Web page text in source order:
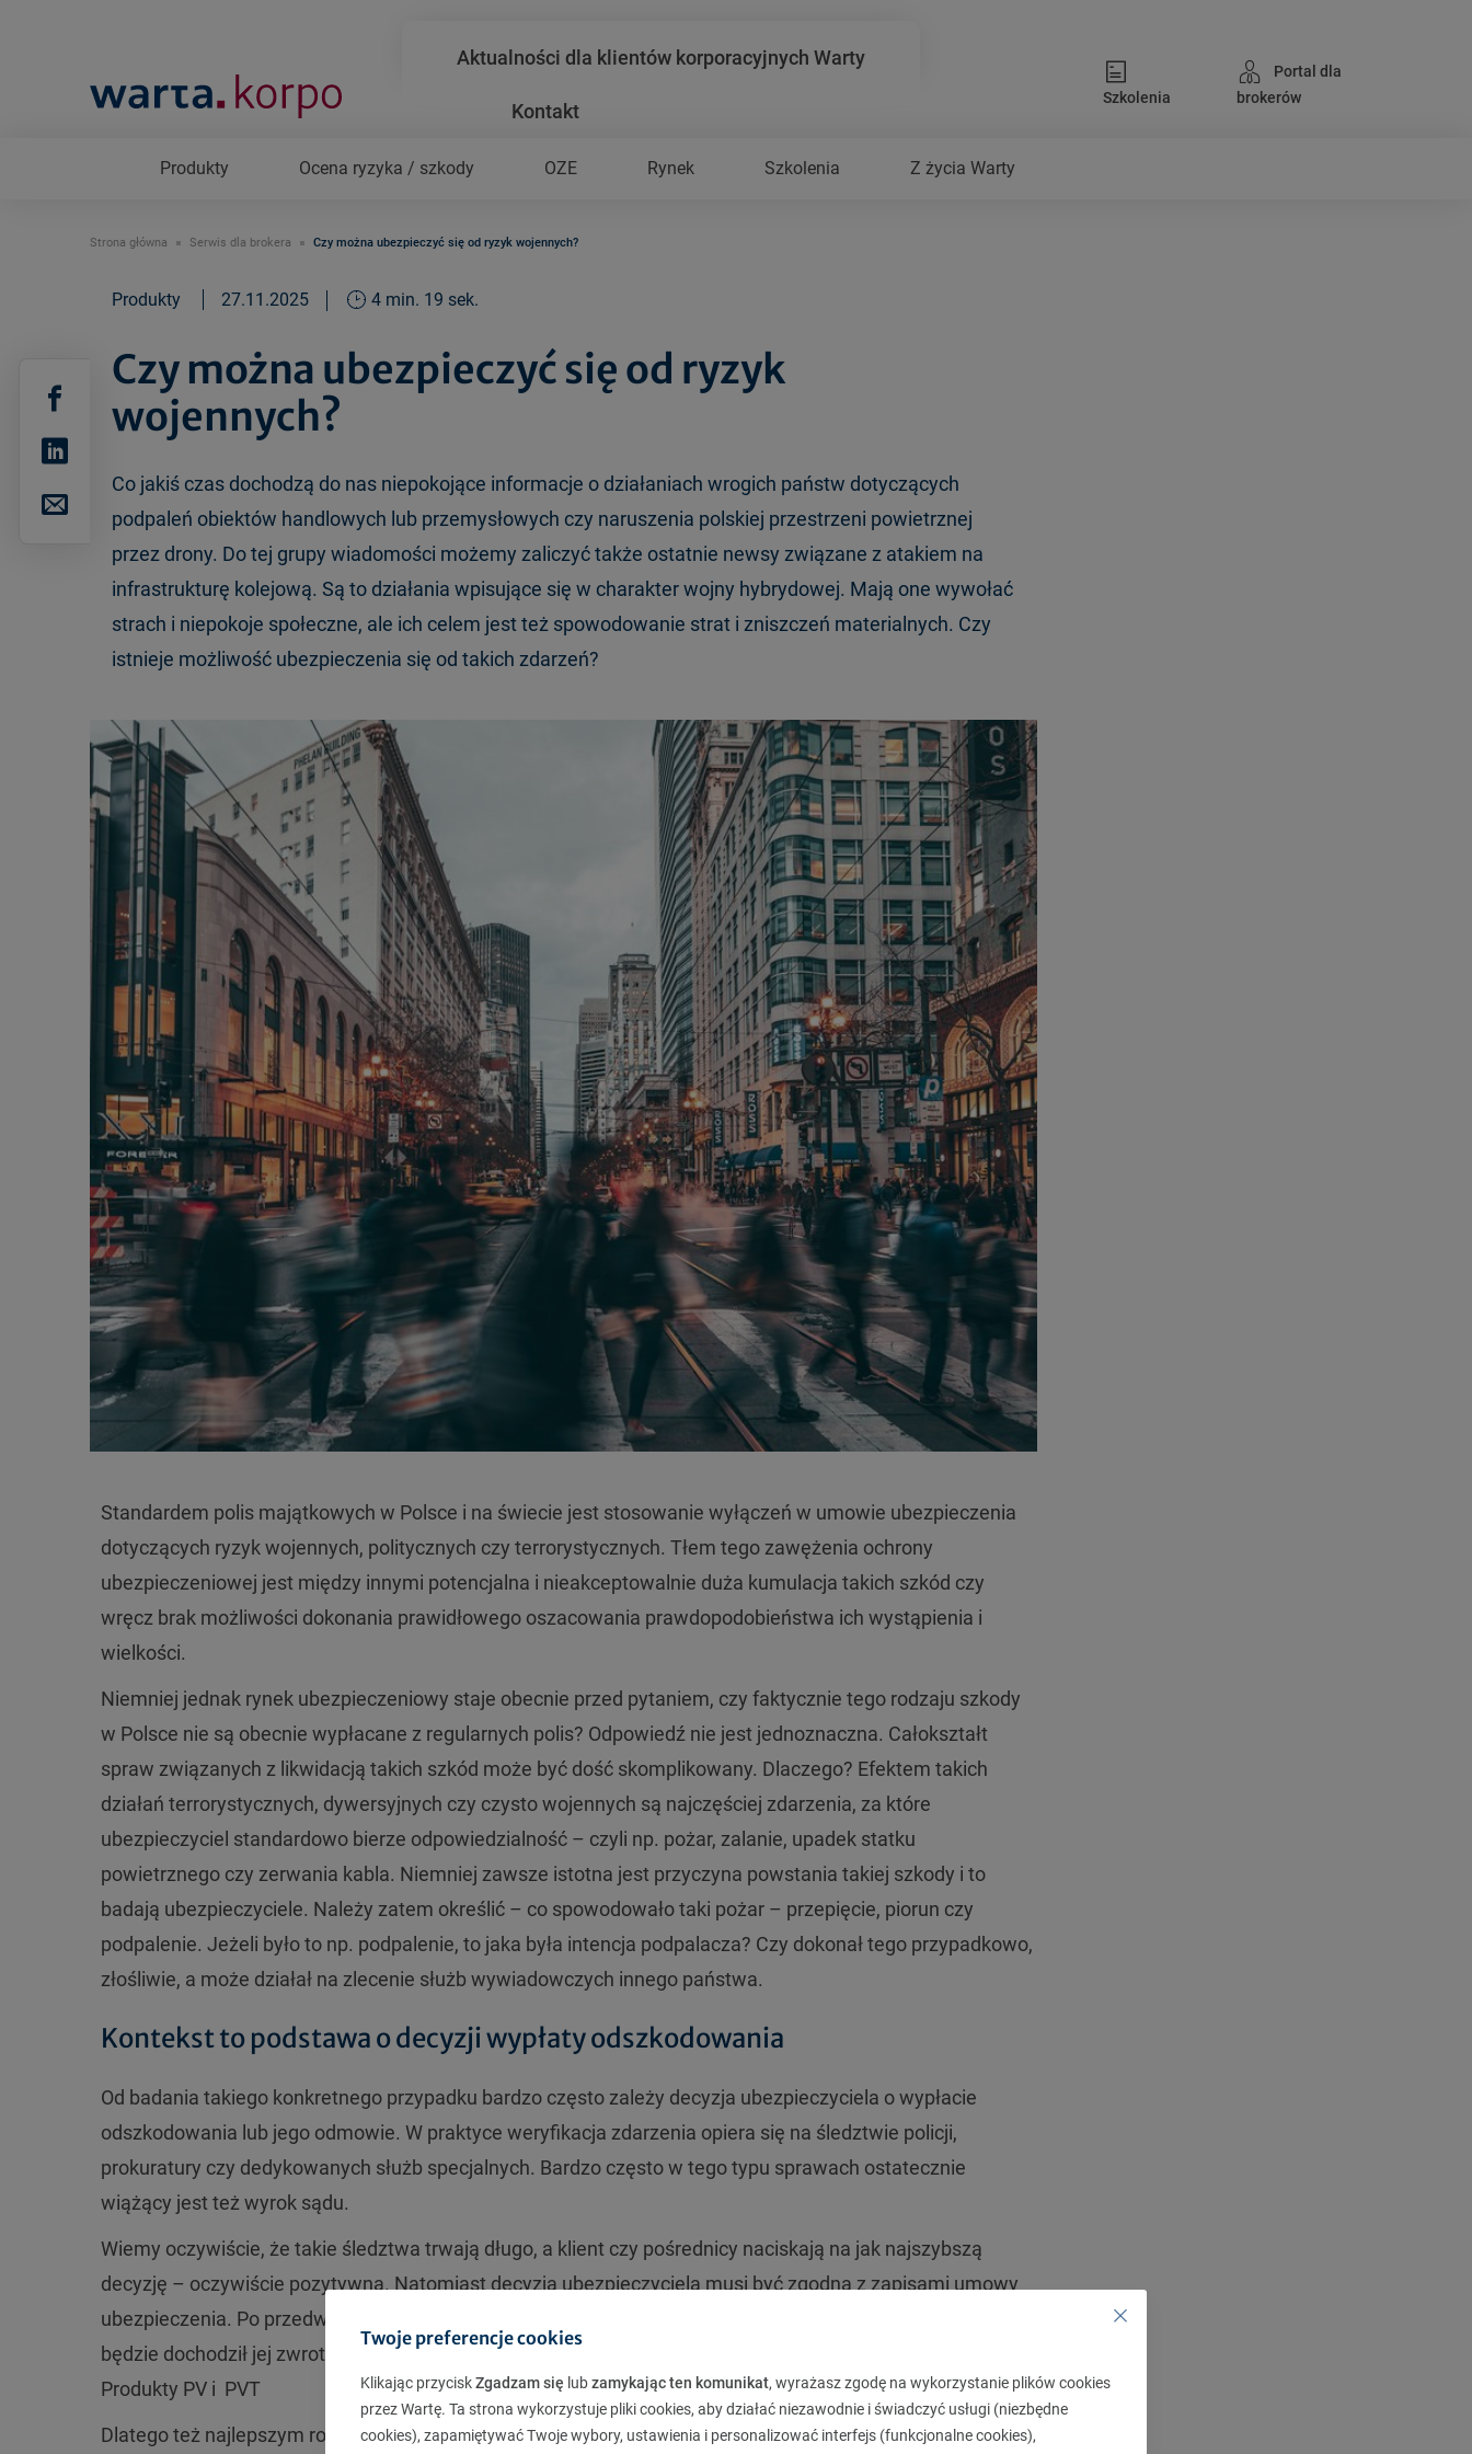
Aktualności dla klientów korporacyjnych Warty
Produkty Ocena ryzyka / szkody OZE Rynek Szkolenia Z życia Warty
Kontakt
Szkolenia
Portal dla
brokerów
Strona główna Serwis dla brokera Czy można ubezpieczyć się od ryzyk wojennych?
Produkty 27.11.2025 4 min. 19 sek.
Czy można ubezpieczyć się od ryzyk
wojennych?
Co jakiś czas dochodzą do nas niepokojące informacje o działaniach wrogich państw dotyczących
podpaleń obiektów handlowych lub przemysłowych czy naruszenia polskiej przestrzeni powietrznej
przez drony. Do tej grupy wiadomości możemy zaliczyć także ostatnie newsy związane z atakiem na
infrastrukturę kolejową. Są to działania wpisujące się w charakter wojny hybrydowej. Mają one wywołać
strach i niepokoje społeczne, ale ich celem jest też spowodowanie strat i zniszczeń materialnych. Czy
istnieje możliwość ubezpieczenia się od takich zdarzeń?
Standardem polis majątkowych w Polsce i na świecie jest stosowanie wyłączeń w umowie ubezpieczenia
dotyczących ryzyk wojennych, politycznych czy terrorystycznych. Tłem tego zawężenia ochrony
ubezpieczeniowej jest między innymi potencjalna i nieakceptowalnie duża kumulacja takich szkód czy
wręcz brak możliwości dokonania prawidłowego oszacowania prawdopodobieństwa ich wystąpienia i
wielkości.
Niemniej jednak rynek ubezpieczeniowy staje obecnie przed pytaniem, czy faktycznie tego rodzaju szkody
w Polsce nie są obecnie wypłacane z regularnych polis? Odpowiedź nie jest jednoznaczna. Całokształt
spraw związanych z likwidacją takich szkód może być dość skomplikowany. Dlaczego? Efektem takich
działań terrorystycznych, dywersyjnych czy czysto wojennych są najczęściej zdarzenia, za które
ubezpieczyciel standardowo bierze odpowiedzialność – czyli np. pożar, zalanie, upadek statku
powietrznego czy zerwania kabla. Niemniej zawsze istotna jest przyczyna powstania takiej szkody i to
badają ubezpieczyciele. Należy zatem określić – co spowodowało taki pożar – przepięcie, piorun czy
podpalenie. Jeżeli było to np. podpalenie, to jaka była intencja podpalacza? Czy dokonał tego przypadkowo,
złośliwie, a może działał na zlecenie służb wywiadowczych innego państwa.
Kontekst to podstawa o decyzji wypłaty odszkodowania
Od badania takiego konkretnego przypadku bardzo często zależy decyzja ubezpieczyciela o wypłacie
odszkodowania lub jego odmowie. W praktyce weryfikacja zdarzenia opiera się na śledztwie policji,
prokuratury czy dedykowanych służb specjalnych. Bardzo często w tego typu sprawach ostatecznie
wiążący jest też wyrok sądu.
Wiemy oczywiście, że takie śledztwa trwają długo, a klient czy pośrednicy naciskają na jak najszybszą
decyzję – oczywiście pozytywną. Natomiast decyzja ubezpieczyciela musi być zgodna z zapisami umowy
ubezpieczenia. Po przedwczesnej i niesłusznej wypłacie odszkodowania z takiego zdarzenia ubezpieczyciel
będzie dochodził jej zwrotu.
Produkty PV i PVT
Dlatego też najlepszym rozwiązaniem jest posiadanie specjalistycznej polisy chroniącej od ryzyk
Twoje preferencje cookies
Klikając przyciskZgadzam się lubzamykając ten komunikat, wyrażasz zgodę na wykorzystanie plików cookies
przez Wartę. Ta strona wykorzystuje pliki cookies, aby działać niezawodnie i świadczyć usługi (niezbędne
cookies), zapamiętywać Twoje wybory, ustawienia i personalizować interfejs (funkcjonalne cookies),